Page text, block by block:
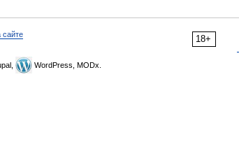
18+
сайте
WordPress, MODx.